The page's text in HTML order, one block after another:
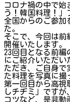
コロナ禍の中で始
う！韓国料理！」
全国からのご参加
た。
そこで、今回は前
開催いたします。
23回目となる前編
にご紹介いただい
ただき、ご自身で
た料理を写真に撮
第一回目から高視
しチヂミ」です
コツなど、是非動